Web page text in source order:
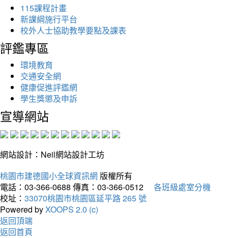
115課程計畫
新課綱施行平台
校外人士協助教學要點及課表
評鑑專區
環境教育
交通安全網
健康促進評鑑網
學生獎懲及申訴
宣導網站
網站設計：Neil網站設計工坊
桃園市建德國小全球資訊網 版權所有
電話：03-366-0688 傳真：03-366-0512
各班級處室分機
校址： 33070桃園市桃園區延平路 265 號
Powered byXOOPS 2.0 (c)
返回頂端
返回首頁